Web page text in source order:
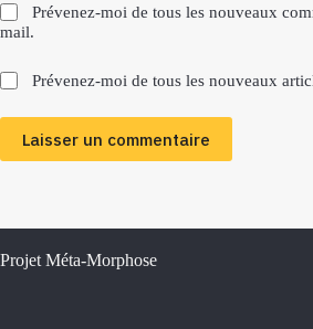
Prévenez-moi de tous les nouveaux
mail.
Prévenez-moi de tous les nouveaux
Laisser un commentaire
Projet Méta-Morphose